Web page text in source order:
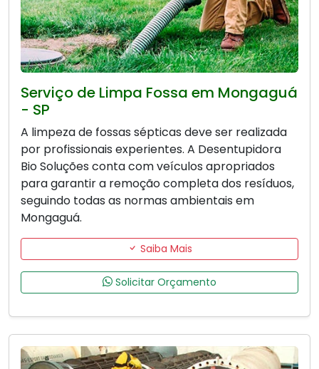
Serviço de Limpa Fossa em Mongaguá
- SP
A limpeza de fossas sépticas deve ser realizada
por profissionais experientes. A Desentupidora
Bio Soluções conta com veículos apropriados
para garantir a remoção completa dos resíduos,
seguindo todas as normas ambientais em
Mongaguá.
Saiba Mais
Solicitar Orçamento